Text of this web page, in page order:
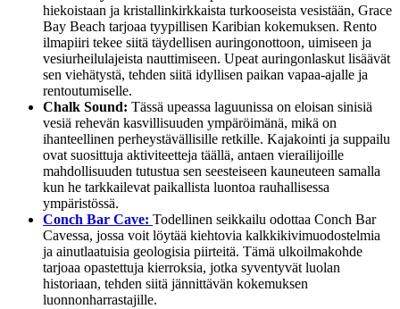
hiekoistaan ja kristallinkirkkaista turkooseista vesistään, Grace
Bay Beach tarjoaa tyypillisen Karibian kokemuksen. Rento
ilmapiiri tekee siitä täydellisen auringonottoon, uimiseen ja
vesiurheilulajeista nauttimiseen. Upeat auringonlaskut lisäävät
sen viehätystä, tehden siitä idyllisen paikan vapaa-ajalle ja
rentoutumiselle.
Chalk Sound: Tässä upeassa laguunissa on eloisan sinisiä
vesiä rehevän kasvillisuuden ympäröimänä, mikä on
ihanteellinen perheystävällisille retkille. Kajakointi ja suppailu
ovat suosittuja aktiviteetteja täällä, antaen vierailijoille
mahdollisuuden tutustua sen seesteiseen kauneuteen samalla
kun he tarkkailevat paikallista luontoa rauhallisessa
ympäristössä.
Conch Bar Cave: Todellinen seikkailu odottaa Conch Bar
Cavessa, jossa voit löytää kiehtovia kalkkikivimuodostelmia
ja ainutlaatuisia geologisia piirteitä. Tämä ulkoilmakohde
tarjoaa opastettuja kierroksia, jotka syventyvät luolan
historiaan, tehden siitä jännittävän kokemuksen
luonnonharrastajille.